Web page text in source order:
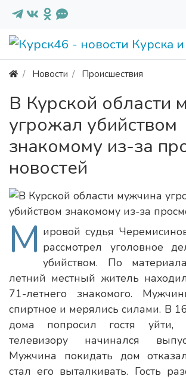
Новости Происшествия
В Курской области
угрожал убийством
знакомому из-за
новостей
М ировой судья
рассмотрел уголовное
убийством. По
летний местный житель
71-летнего знакомого.
спиртное и мерялись силами. В
дома попросил гостя
телевизору начинался
Мужчина покидать дом
стал его выталкивать. Гость